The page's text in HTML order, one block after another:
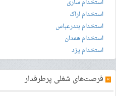
استخدام ساری
استخدام اراک
استخدام بندرعباس
استخدام همدان
استخدام یزد
» فرصت‌های شغلی پرطرفدار